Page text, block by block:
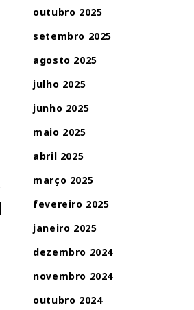
outubro 2025
setembro 2025
agosto 2025
julho 2025
junho 2025
maio 2025
abril 2025
março 2025
fevereiro 2025
janeiro 2025
dezembro 2024
novembro 2024
outubro 2024